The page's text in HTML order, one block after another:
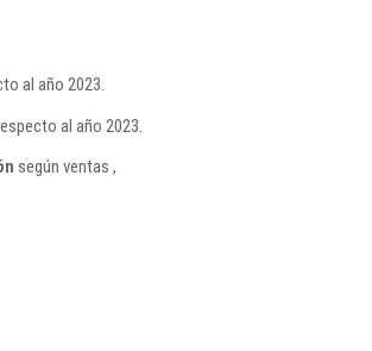
al año 2023.
al año 2023.
según ventas ,